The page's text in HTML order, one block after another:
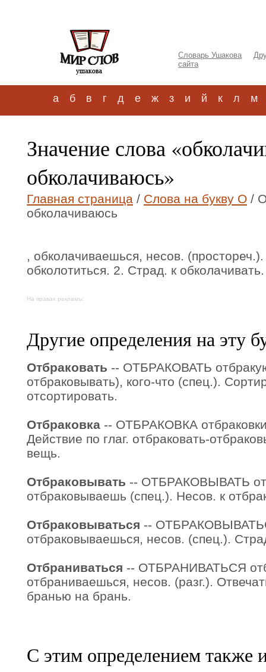
Словарь Ушакова
сайта
а б в г д е ж з и й к л м
Значение слова
обколачиваюсь»
Главная страница / Слова на букву О /
обколачиваюсь
, обколачиваешься, несов.
обколотиться. 2. Страд. к обколачивать.
На правах рекламы:
Другие определения на эту
Отбраковать -- ОТБРАКОВАТЬ
отбраковывать), кого-что (спец.).
отсортировать.
Отбраковка -- ОТБРАКОВКА
Действие по глаг. отбраковать-
вещь.
Отбраковывать -- ОТБРАКОВЫВАТЬ
отбраковываешь (спец.). Несов. к
Отбраковываться --
отбраковываешься, несов. (спец.).
Отбраниваться -- ОТБРАНИВАТЬСЯ
отбраниваешься, несов. (разг.).
бранью на брань.
С этим определением также